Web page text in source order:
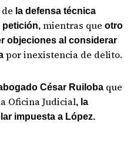
la defensa técnica
petición, mientras que otro
objeciones al considerar
por inexistencia de delito.
César Ruiloba que
Oficina Judicial, la
impuesta a López.